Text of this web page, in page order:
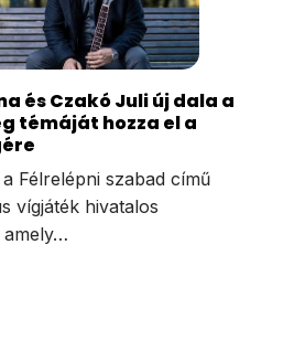
és Czakó Juli új dala a
témáját hozza el a
Félrelépni szabad című
vígjáték hivatalos
amely…